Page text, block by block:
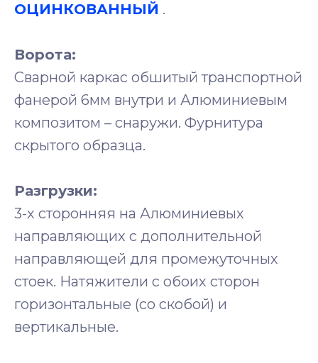
ОЦИНКОВАННЫЙ .
Ворота:
Сварной каркас обшитый транспортной
фанерой 6мм внутри и Алюминиевым
композитом – снаружи. Фурнитура
скрытого образца.
Разгрузки:
3-х сторонняя на Алюминиевых
направляющих с дополнительной
направляющей для промежуточных
стоек. Натяжители с обоих сторон
горизонтальные (со скобой) и
вертикальные.